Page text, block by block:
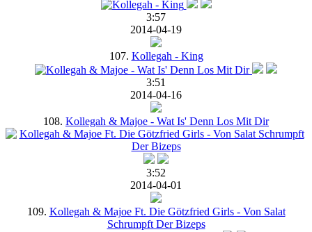
3:57
2014-04-19
107. Kollegah - King
3:51
2014-04-16
108. Kollegah & Majoe - Wat Is' Denn Los Mit Dir
3:52
2014-04-01
109. Kollegah & Majoe Ft. Die Götzfried Girls - Von Salat
Schrumpft Der Bizeps